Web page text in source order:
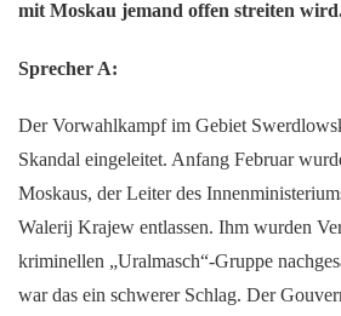
mit Moskau jemand offen streiten
Sprecher A:
Der Vorwahlkampf im Gebiet
Skandal eingeleitet. Anfang Februar
Moskaus, der Leiter des
Walerij Krajew entlassen. Ihm wurden
kriminellen „Uralmasch“-Gruppe
war das ein schwerer Schlag. Der